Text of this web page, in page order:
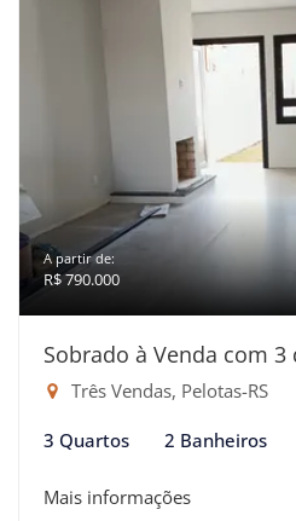
A partir de:
R$ 790.000
Sobrado à Venda com 3
Três Vendas, Pelotas-RS
3 Quartos 2 Banheiros
Mais informações